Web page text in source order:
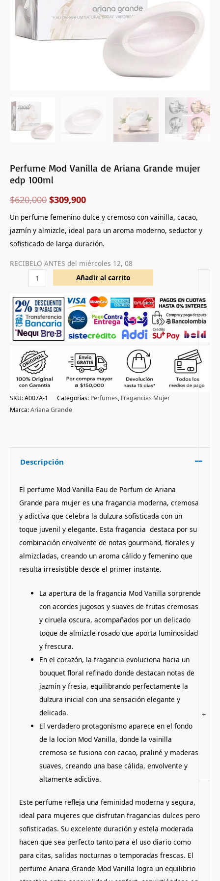
Perfume Mod Vanilla de Ariana Grande mujer
edp 100ml
$620,000 $309,900
Un perfume femenino dulce y cremoso con vainilla, cacao,
jazmín y almizcle, ideal para un aroma moderno, seductor y
sofisticado de larga duración.
RECIBELO ANTES del miércoles 12, 08
cantidad
+
Añadir al carrito
SKU:A007A-1 Categorías: Perfumes, Fragancias Mujer
Marca:Ariana Grande
Descripción
El perfume Mod Vanilla Eau de Parfum de Ariana
Grande para mujer es una fragancia moderna, cremosa
y adictiva que celebra la dulzura sofisticada con un
toque juvenil y elegante. Esta fragancia destaca por su
combinación envolvente de notas gourmand, florales y
almizcladas, creando un aroma cálido y femenino que
resulta irresistible desde el primer instante.
La apertura de la fragancia Mod Vanilla sorprende
con acordes jugosos y suaves de frutas cremosas
y ciruela oscura, acompañados por un delicado
toque de almizcle rosado que aporta luminosidad
y frescura.
En el corazón, la fragancia evoluciona hacia un
bouquet floral refinado donde destacan notas de
jazmín y fresia, equilibrando perfectamente la
dulzura inicial con una sensación elegante y
delicada.
El verdadero protagonismo aparece en el fondo
de la locion Mod Vanilla, donde la vainilla
cremosa se fusiona con cacao, praliné y maderas
suaves, creando una base cálida, envolvente y
altamente adictiva.
Este perfume refleja una feminidad moderna y segura,
ideal para mujeres que disfrutan fragancias dulces pero
sofisticadas. Su excelente duración y estela moderada
hacen que sea perfecto tanto para el uso diario como
para citas, salidas nocturnas o temporadas frescas. El
perfume Ariana Grande Mod Vanilla logra un equilibrio